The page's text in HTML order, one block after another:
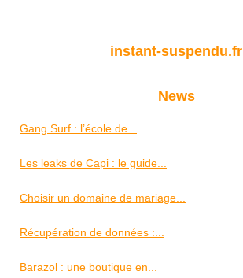
instant-suspendu.fr
News
Gang Surf : l’école de...
Les leaks de Capi : le guide...
Choisir un domaine de mariage...
Récupération de données :...
Barazol : une boutique en...